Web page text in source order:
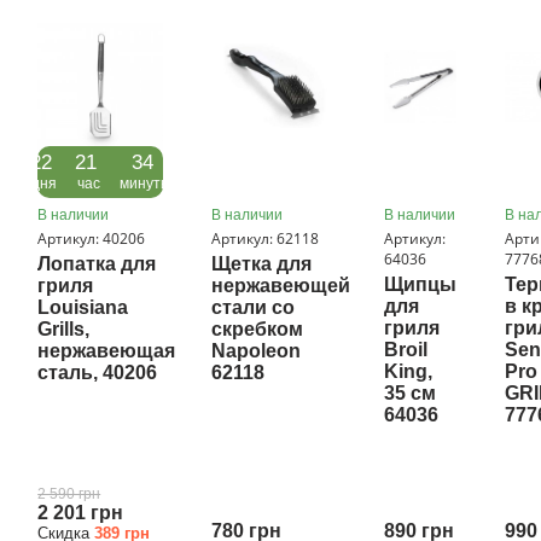
мяса GRILI 77722 станет не заменимым дополнением,
после того как Вы хоть раз попробуеете ее вделе.
Купить
Вилку с термометром для определения прожарки
мяса GRILI 77722 с бесплатной доставкой по всей
Украине Вы сможите в магазине
22
дня
21
час
34
минуты
В наличии
Артикул: 40206
Лопатка для
гриля
Louisiana
Grills,
нержавеющая
сталь, 40206
2 590 грн
2 201 грн
Скидка389 грн
В наличии
Артикул: 62118
Щетка для
нержавеющей
стали со
скребком
Napoleon
62118
780 грн
В наличии
Артикул:
64036
Щипцы
для
гриля
Broil
King,
35 см
64036
890 грн
В
в